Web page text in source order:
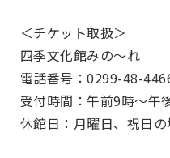
＜チケット取扱＞
四季文化館みの～れ
電話番号：0299-48-
受付時間：午前9時～午
休館日：月曜日、祝日